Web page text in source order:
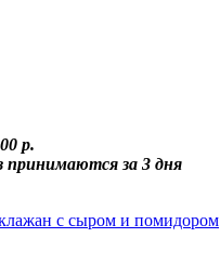
р.
принимаются за 3 дня
с сыром и помидором